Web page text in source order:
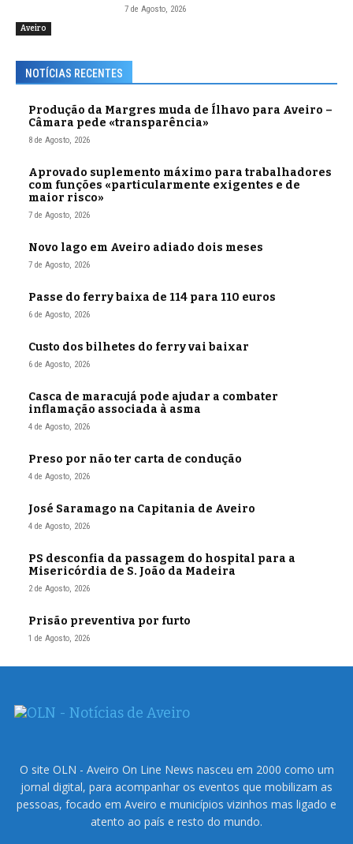
Aveiro
7 de Agosto, 2026
NOTÍCIAS RECENTES
Produção da Margres muda de Ílhavo para Aveiro –
Câmara pede «transparência»
8 de Agosto, 2026
Aprovado suplemento máximo para trabalhadores
com funções «particularmente exigentes e de
maior risco»
7 de Agosto, 2026
Novo lago em Aveiro adiado dois meses
7 de Agosto, 2026
Passe do ferry baixa de 114 para 110 euros
6 de Agosto, 2026
Custo dos bilhetes do ferry vai baixar
6 de Agosto, 2026
Casca de maracujá pode ajudar a combater
inflamação associada à asma
4 de Agosto, 2026
Preso por não ter carta de condução
4 de Agosto, 2026
José Saramago na Capitania de Aveiro
4 de Agosto, 2026
PS desconfia da passagem do hospital para a
Misericórdia de S. João da Madeira
2 de Agosto, 2026
Prisão preventiva por furto
1 de Agosto, 2026
O site OLN - Aveiro On Line News nasceu em 2000 como um
jornal digital, para acompanhar os eventos que mobilizam as
pessoas, focado em Aveiro e municípios vizinhos mas ligado e
atento ao país e resto do mundo.